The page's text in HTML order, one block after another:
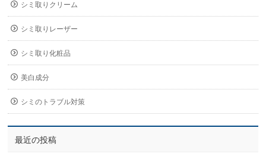
シミ取りクリーム
シミ取りレーザー
シミ取り化粧品
美白成分
シミのトラブル対策
最近の投稿